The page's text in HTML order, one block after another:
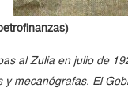
al Zulia en julio de
y mecanógrafas. El